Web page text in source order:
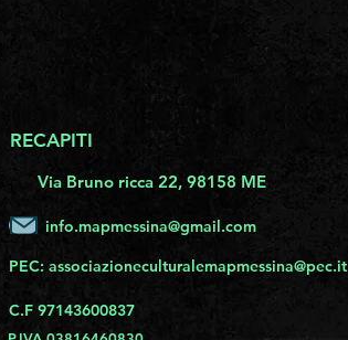
RECAPITI
Via Bruno ricca 22, 98158 ME
info.mapmessina@gmail.com
PEC: associazioneculturalemapmessina@pec.it
C.F 97143600837